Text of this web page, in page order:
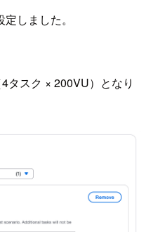
しました。
タスク × 200VU）となり